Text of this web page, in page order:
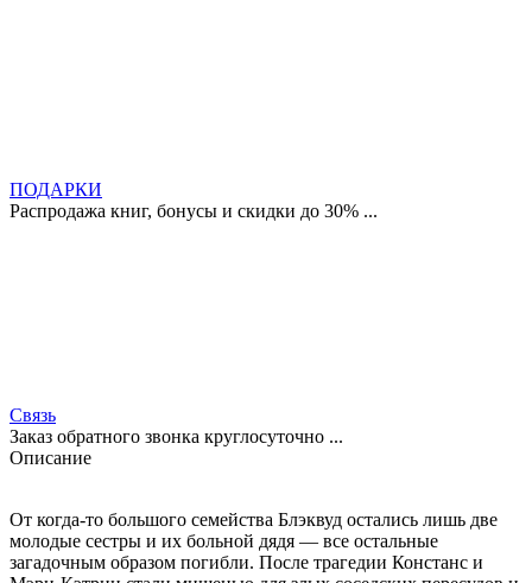
ПОДАРКИ
Распродажа книг, бонусы и скидки до 30% ...
Связь
Заказ обратного звонка круглосуточно ...
Описание
От когда-то большого семейства Блэквуд остались лишь две
молодые сестры и их больной дядя — все остальные
загадочным образом погибли. После трагедии Констанс и